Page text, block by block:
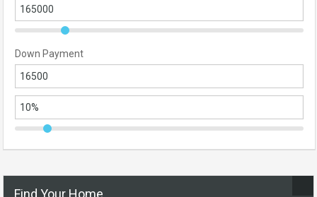
Down Payment
Find Your Home